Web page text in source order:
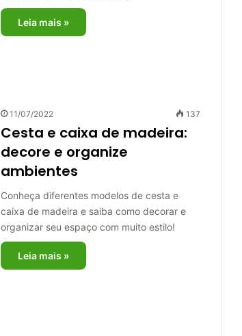
Leia mais »
11/07/2022 137
Cesta e caixa de madeira:
decore e organize
ambientes
Conheça diferentes modelos de cesta e
caixa de madeira e saiba como decorar e
organizar seu espaço com muito estilo!
Leia mais »